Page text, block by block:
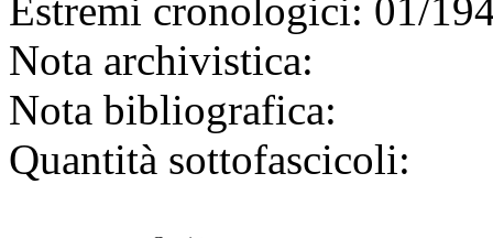
Estremi cronologici: 01/
Nota archivistica:
Nota bibliografica:
Quantità sottofascicoli: